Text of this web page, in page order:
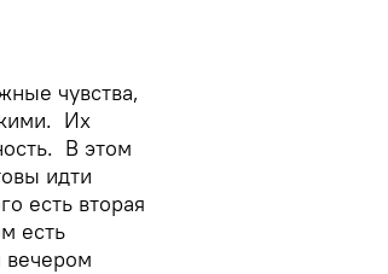
чувства,
Их
В этом
идти
есть вторая
есть